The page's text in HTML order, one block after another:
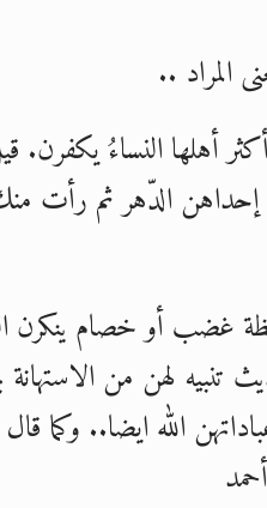
امير المؤمنين أيده
وأعداء الإسلام اضغط
>> المزيد
صلى الله عليه وسلم
المراد ..
أهلها النساءُ يكفرن.
الدّهر ثم رأت
غضب أو خصام ينكرن
لهن من الاستهانة
الله ايضا.. وكما